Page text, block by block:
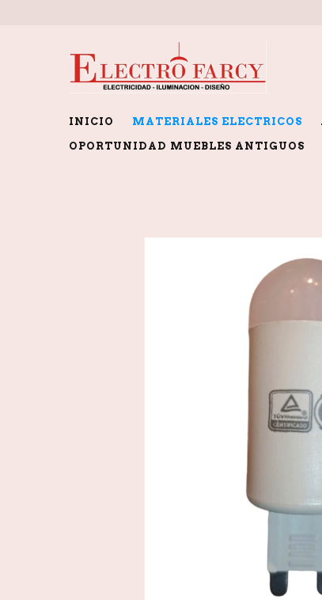
INICIO MATERIALES ELECTRICOS
OPORTUNIDAD MUEBLES ANTIGUOS